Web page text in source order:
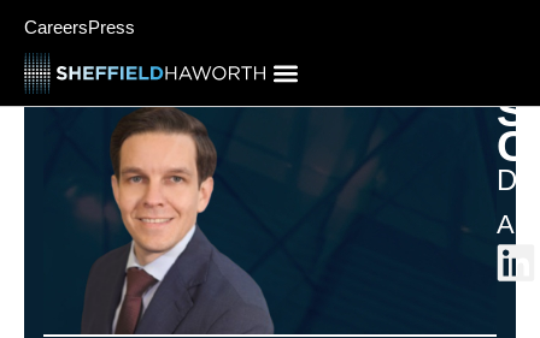
CareersPress